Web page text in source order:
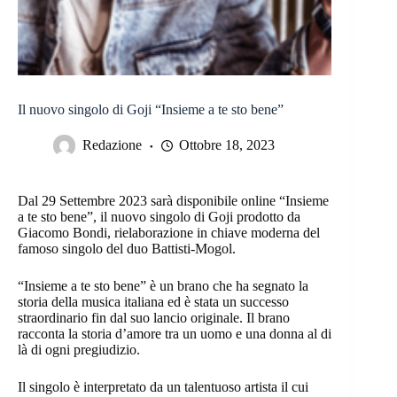
Il nuovo singolo di Goji “Insieme a te sto bene”
Redazione Ottobre 18, 2023
Dal 29 Settembre 2023 sarà disponibile online “Insieme
a te sto bene”, il nuovo singolo di Goji prodotto da
Giacomo Bondi, rielaborazione in chiave moderna del
famoso singolo del duo Battisti-Mogol.
“Insieme a te sto bene” è un brano che ha segnato la
storia della musica italiana ed è stata un successo
straordinario fin dal suo lancio originale. Il brano
racconta la storia d’amore tra un uomo e una donna al di
là di ogni pregiudizio.
Il singolo è interpretato da un talentuoso artista il cui